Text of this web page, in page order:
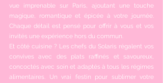
vue imprenable sur Paris, ajoutant une touche
magique, romantique et épicée à votre journée.
Chaque détail est pensé pour offrir à vous et vos
invités une expérience hors du commun.
Et côté cuisine ? Les chefs du Solaris régalent vos
convives avec des plats raffinés et savoureux,
concoctés avec soin et adaptés à tous les régimes
alimentaires. Un vrai festin pour sublimer votre